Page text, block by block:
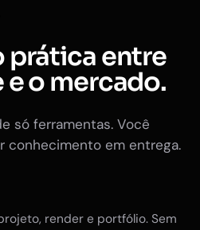
prática entre
o mercado.
só ferramentas. Você
conhecimento em entrega.
render e portfólio. Sem